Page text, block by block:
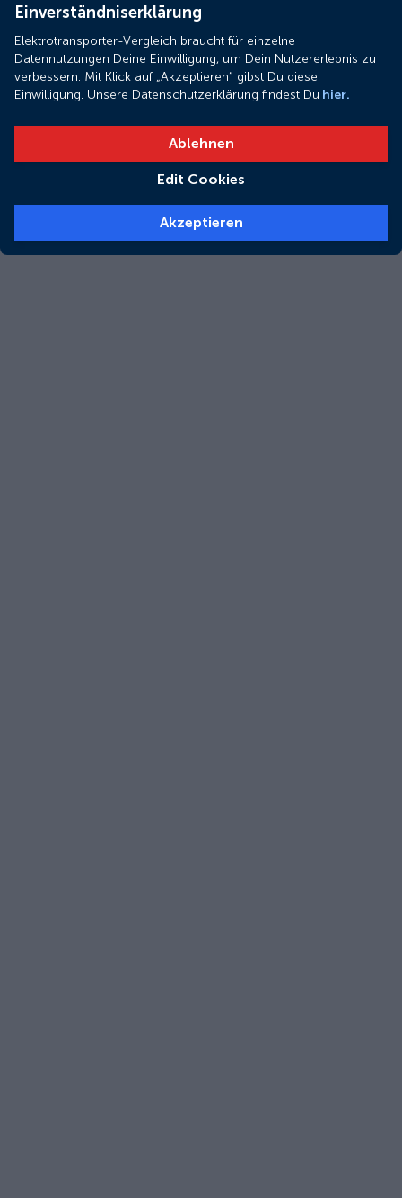
Einverständniserklärung
Elektrotransporter-Vergleich braucht für einzelne
Datennutzungen Deine Einwilligung, um Dein Nutzererlebnis zu
verbessern. Mit Klick auf „Akzeptieren“ gibst Du diese
Einwilligung. Unsere Datenschutzerklärung findest Du hier.
Ablehnen
Edit Cookies
Akzeptieren